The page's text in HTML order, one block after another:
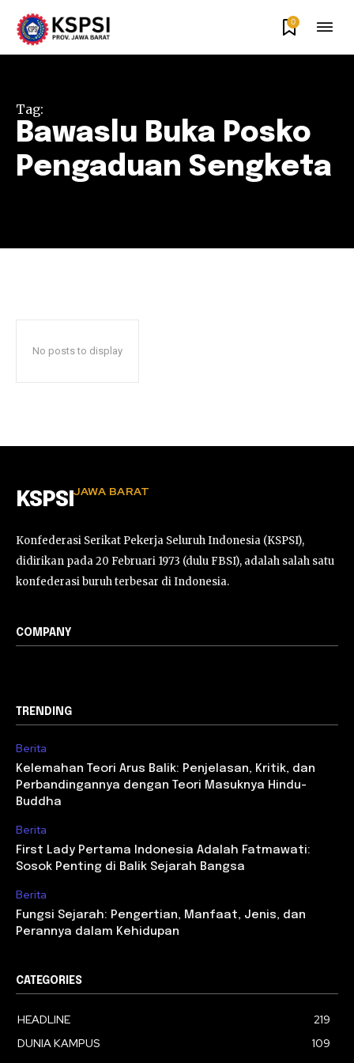
0
Tag:
Bawaslu Buka Posko
Pengaduan Sengketa
No posts to display
KSPSI JAWA BARAT
Konfederasi Serikat Pekerja Seluruh Indonesia (KSPSI),
didirikan pada 20 Februari 1973 (dulu FBSI), adalah salah satu
konfederasi buruh terbesar di Indonesia.
COMPANY
TRENDING
Berita
Kelemahan Teori Arus Balik: Penjelasan, Kritik, dan
Perbandingannya dengan Teori Masuknya Hindu-
Buddha
Berita
First Lady Pertama Indonesia Adalah Fatmawati:
Sosok Penting di Balik Sejarah Bangsa
Berita
Fungsi Sejarah: Pengertian, Manfaat, Jenis, dan
Perannya dalam Kehidupan
CATEGORIES
HEADLINE
219
DUNIA KAMPUS
109